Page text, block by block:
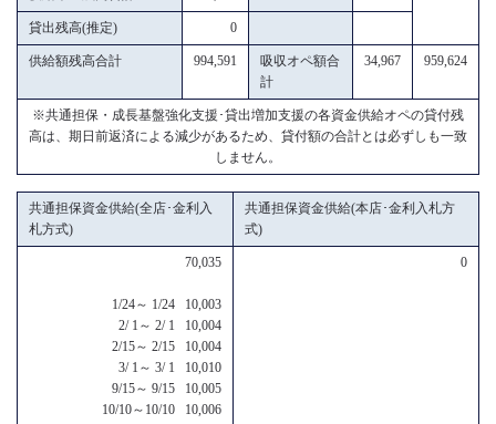
貸出残高(推定) 0
供給額残高合計 994,591
吸収オペ額合
計
34,967 959,624
※共通担保・成長基盤強化支援･貸出増加支援の各資金供給オペの貸付残
高は、期日前返済による減少があるため、貸付額の合計とは必ずしも一致
しません。
共通担保資金供給(全店･金利入
札方式)
共通担保資金供給(本店･金利入札方
式)
70,035
1/24～ 1/24 10,003
2/ 1～ 2/ 1 10,004
2/15～ 2/15 10,004
3/ 1～ 3/ 1 10,010
9/15～ 9/15 10,005
10/10～10/10 10,006
0